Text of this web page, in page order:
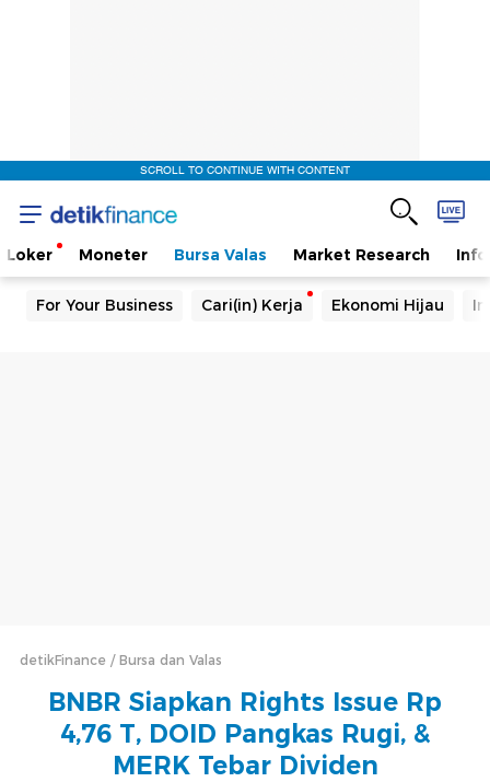
SCROLL TO CONTINUE WITH CONTENT
Loker Moneter Bursa Valas Market Research
For Your Business Cari(in) Kerja Ekonomi Hijau
detikFinance Bursa dan Valas
BNBR Siapkan Rights Issue Rp
4,76 T, DOID Pangkas Rugi, &
MERK Tebar Dividen